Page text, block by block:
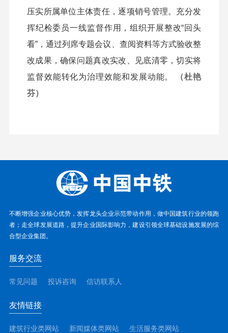
压实所属单位主体责任，逐项销号管理。充分发
挥纪检委员一线监督作用，组织开展整改“回头
看”，通过列席专题会议、查阅资料等方式验收整
改成果，确保问题真改实改、见底清零，切实将
监督效能转化为治理效能和发展动能。
（杜艳
芬）
不断增强企业核心优势，发挥龙头企业示范带动作用，做中国建筑行业的领跑
者；走全球发展道路，提升企业国际影响力，建设引领全球基础设施发展的综
合型企业集团。
服务交流
常见问题 投诉咨询 信访联系人
友情链接
建筑行业类网站 新闻媒体类网站 生活服务类网站